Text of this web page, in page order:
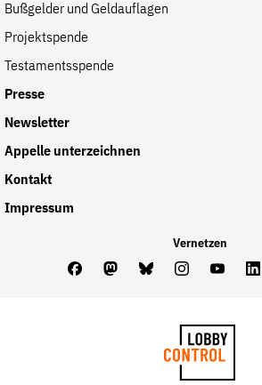
Bußgelder und Geldauflagen
Projektspende
Testamentsspende
Presse
Newsletter
Appelle unterzeichnen
Kontakt
Impressum
Vernetzen
FacebookMastodon
BlueskyInstagram